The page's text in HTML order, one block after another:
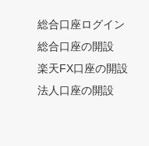
総合口座ログイン
総合口座の開設
楽天FX口座の開設
法人口座の開設